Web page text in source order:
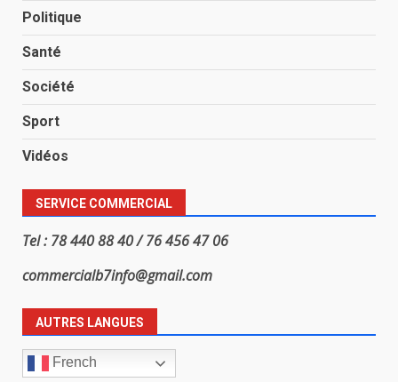
Politique
Santé
Société
Sport
Vidéos
SERVICE COMMERCIAL
Tel : 78 440 88 40 / 76 456 47 06
commercialb7info@gmail.com
AUTRES LANGUES
French